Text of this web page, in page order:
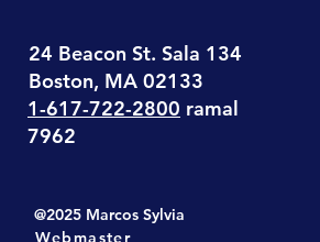
24 Beacon St. Sala 134
Boston, MA 02133
1-617-722-2800 ramal
7962
@2025 Marcos Sylvia
Webmaster